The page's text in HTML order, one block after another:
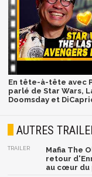
En tête-à-tête avec
parlé de Star Wars,
Doomsday et
AUTRES
TRAILER
Mafia The
retour
au cœur du